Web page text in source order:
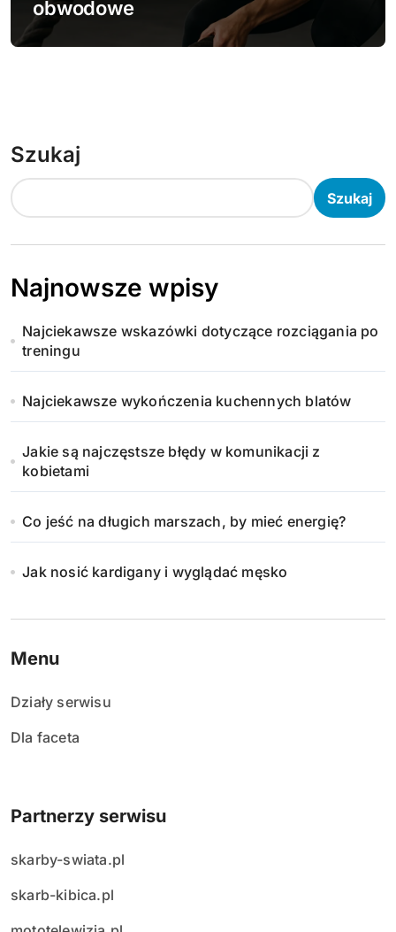
obwodowe
Szukaj
Szukaj
Najnowsze wpisy
Najciekawsze wskazówki dotyczące rozciągania po
treningu
Najciekawsze wykończenia kuchennych blatów
Jakie są najczęstsze błędy w komunikacji z
kobietami
Co jeść na długich marszach, by mieć energię?
Jak nosić kardigany i wyglądać męsko
Menu
Działy serwisu
Dla faceta
Partnerzy serwisu
skarby-swiata.pl
skarb-kibica.pl